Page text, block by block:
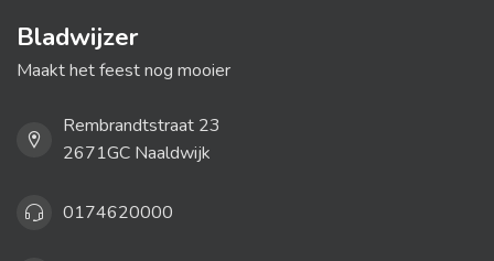
Bladwijzer
Maakt het feest nog mooier
Rembrandtstraat 23
2671GC Naaldwijk
0174620000